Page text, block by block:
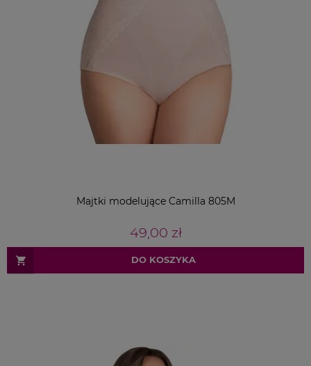
Majtki modelujące Camilla 805M
49,00 zł
DO KOSZYKA